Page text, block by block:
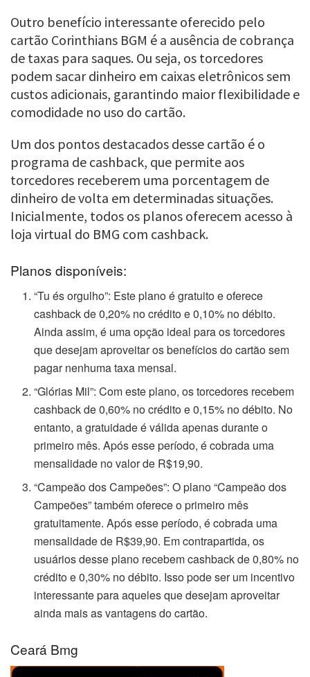
Outro benefício interessante oferecido pelo
cartão Corinthians BGM é a ausência de cobrança
de taxas para saques. Ou seja, os torcedores
podem sacar dinheiro em caixas eletrônicos sem
custos adicionais, garantindo maior flexibilidade e
comodidade no uso do cartão.
Um dos pontos destacados desse cartão é o
programa de cashback, que permite aos
torcedores receberem uma porcentagem de
dinheiro de volta em determinadas situações.
Inicialmente, todos os planos oferecem acesso à
loja virtual do BMG com cashback.
Planos disponíveis:
“Tu és orgulho”: Este plano é gratuito e oferece
cashback de 0,20% no crédito e 0,10% no débito.
Ainda assim, é uma opção ideal para os torcedores
que desejam aproveitar os benefícios do cartão sem
pagar nenhuma taxa mensal.
“Glórias Mil”: Com este plano, os torcedores recebem
cashback de 0,60% no crédito e 0,15% no débito. No
entanto, a gratuidade é válida apenas durante o
primeiro mês. Após esse período, é cobrada uma
mensalidade no valor de R$19,90.
“Campeão dos Campeões”: O plano “Campeão dos
Campeões” também oferece o primeiro mês
gratuitamente. Após esse período, é cobrada uma
mensalidade de R$39,90. Em contrapartida, os
usuários desse plano recebem cashback de 0,80% no
crédito e 0,30% no débito. Isso pode ser um incentivo
interessante para aqueles que desejam aproveitar
ainda mais as vantagens do cartão.
Ceará Bmg